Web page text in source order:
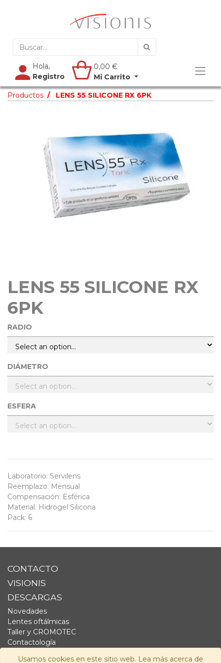
Usamos cookies en este sitio web. Lea más acerca de
Hola,
Registro
0,00 €
Mi Carrito
Productos LENS 55 SILICONE RX 6PK
LENS 55 SILICONE RX
6PK
RADIO
DIÁMETRO
ESFERA
Laboratorio: Servilens
Reemplazo: Mensual
Compensación: Esférica
Material: Hidrogel Silicona
Pack: 6
CONTACTO
VISIONIS
DESCARGAS
Novedades
Lentes oftálmicas
Taller y CROMOTEC
Contactología